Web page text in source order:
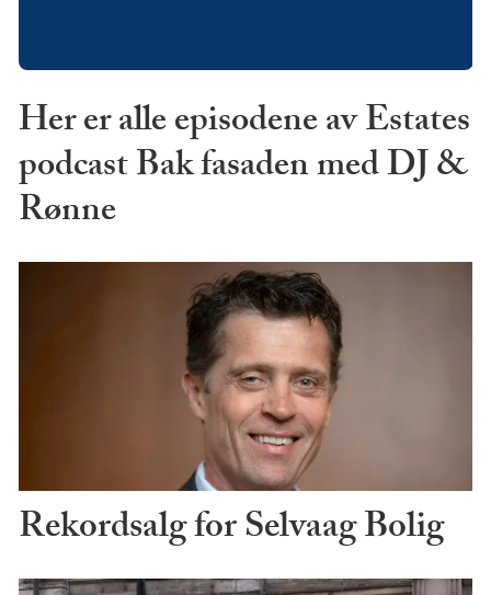
Her er alle episodene av Estates
podcast Bak fasaden med DJ &
Rønne
Rekordsalg for Selvaag Bolig